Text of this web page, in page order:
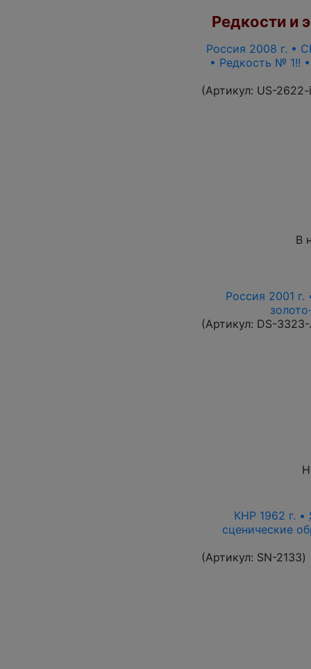
Редкости и
Россия 2008 г. •
• Редкость № 1!!
(Артикул: US-
В
Россия 2001
(Артикул: DS-
КНР 1962 г. •
сценические
(Артикул: SN-2133)